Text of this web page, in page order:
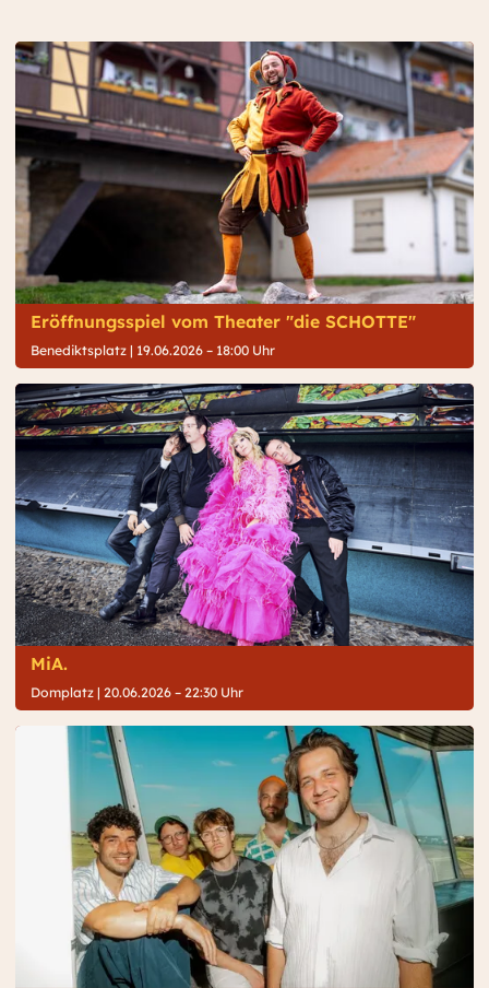
Benediktsplatz | 19.06.2026 – 18:00 Uhr
Eröffnungsspiel vom Theater "die SCHOTTE"
Domplatz | 20.06.2026 – 22:30 Uhr
MiA.